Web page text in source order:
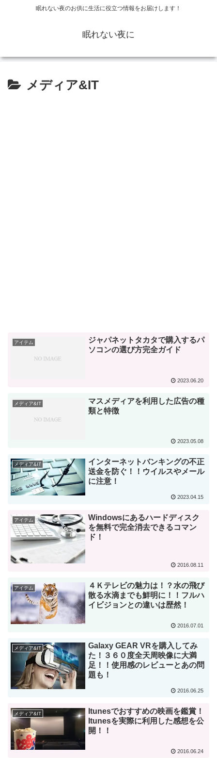
眠れない夜のお供に生活に役立つ情報をお届けします！
眠れない夜に
メディア&IT
アイテム
ジャパネットタカタで購入するパ
ソコンの選び方完全ガイド
2023.06.20
メディア&IT
マスメディアを利用した広告の種
類と特徴
2023.05.08
メディア&IT
インターネットバンキングの不正
送金を防ぐ！！ウイルスやメール
に注意！
2023.04.15
アイテム
Windowsにあるハードディスク
を無料で完全消去できるコマン
ド！
2016.08.11
アイテム
４Ｋテレビの魅力は！？水の飛び
散る水滴までも鮮明に！！フルハ
イビジョンとの違いは歴然！
2016.07.01
メディア&IT
Galaxy GEAR VRを購入してみ
た！３６０度全天周映像に大満
足！！使用感のレビューとあの問
題も！
2016.06.25
メディア&IT
Itunesでおすすめの映画を鑑賞！
Itunesを実際に利用した感想を公
開！！
2016.06.24